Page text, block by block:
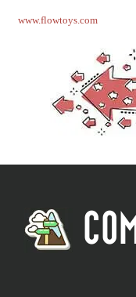
www.flowtoys.com